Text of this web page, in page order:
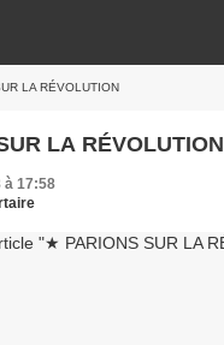
LA RÉVOLUTION
LA RÉVOLUTION
à 17:58